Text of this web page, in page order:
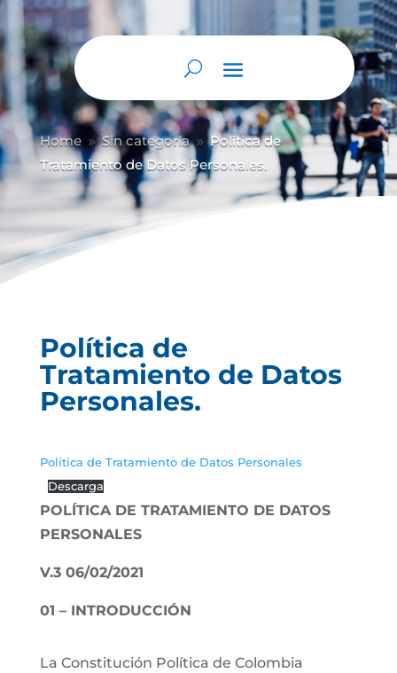
Abrir barra de herramientas
Home 9 Sin categoría 9 Política de
Tratamiento de Datos Personales.
Política de
Tratamiento de Datos
Personales.
Política de Tratamiento de Datos Personales
Descarga
POLÍTICA DE TRATAMIENTO DE DATOS
PERSONALES
V.3 06/02/2021
01 – INTRODUCCIÓN
La Constitución Política de Colombia